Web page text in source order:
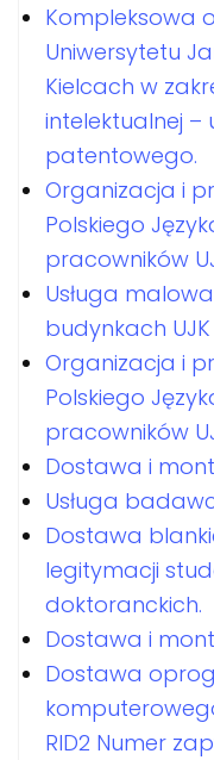
Kompleksowa
Uniwersytetu
Kielcach w
intelektualnej –
patentowego.
Organizacja i
Polskiego
pracowników
Usługa
budynkach UJK
Organizacja i
Polskiego
pracowników
Dostawa i
Usługa
Dostawa
legitymacji
doktoranckich.
Dostawa i
Dostawa
RID2 Numer